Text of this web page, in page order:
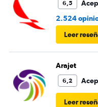
6,5
2.524
Leer
Arajet
6,2
Leer